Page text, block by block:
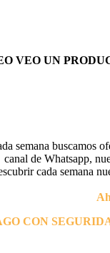
VEO UN
semana buscamos
canal de Whatsapp,
cada semana
CON